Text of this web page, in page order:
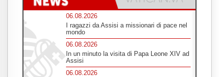
06.08.2026
I ragazzi da Assisi a missionari di pace nel
mondo
06.08.2026
In un minuto la visita di Papa Leone XIV ad
Assisi
06.08.2026